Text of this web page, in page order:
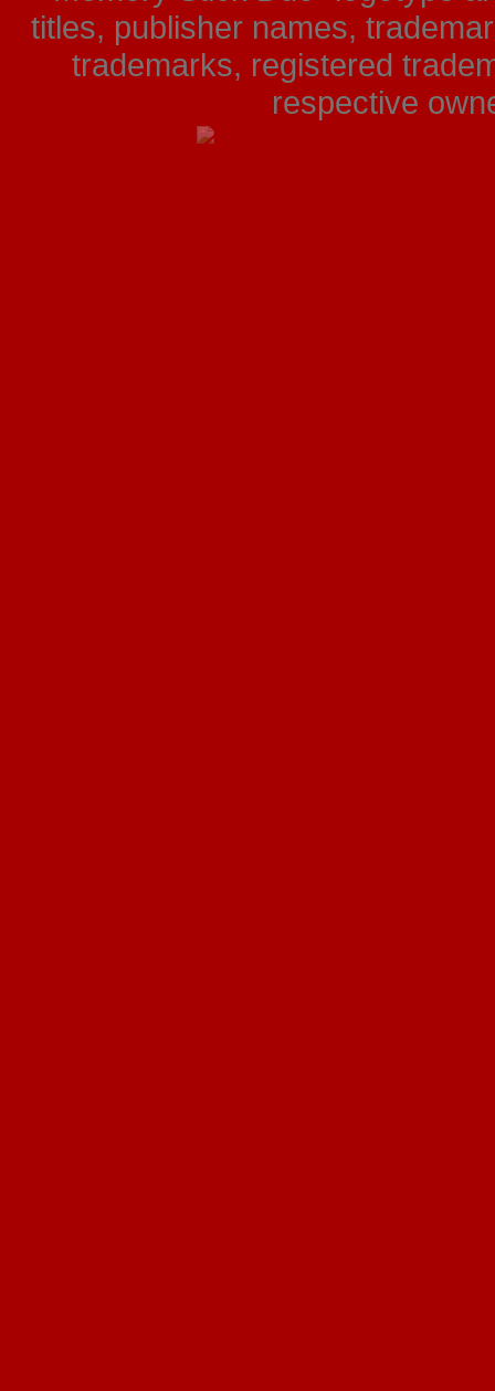
titles, publisher names,
trademarks, registered
respective